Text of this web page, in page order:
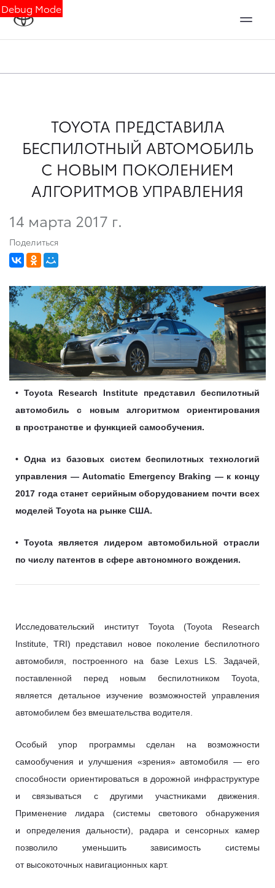
Debug Mode
TOYOTA ПРЕДСТАВИЛА
БЕСПИЛОТНЫЙ АВТОМОБИЛЬ
С НОВЫМ ПОКОЛЕНИЕМ
АЛГОРИТМОВ УПРАВЛЕНИЯ
14 марта 2017 г.
Поделиться
• Toyota Research Institute представил беспилотный
автомобиль с новым алгоритмом ориентирования
в пространстве и функцией самообучения.
• Одна из базовых систем беспилотных технологий
управления — Automatic Emergency Braking — к концу
2017 года станет серийным оборудованием почти всех
моделей Toyota на рынке США.
• Toyota является лидером автомобильной отрасли
по числу патентов в сфере автономного вождения.
Исследовательский институт Toyota (Toyota Research
Institute, TRI) представил новое поколение беспилотного
автомобиля, построенного на базе Lexus LS. Задачей,
поставленной перед новым беспилотником Toyota,
является детальное изучение возможностей управления
автомобилем без вмешательства водителя.
Особый упор программы сделан на возможности
самообучения и улучшения «зрения» автомобиля — его
способности ориентироваться в дорожной инфраструктуре
и связываться с другими участниками движения.
Применение лидара (системы светового обнаружения
и определения дальности), радара и сенсорных камер
позволило уменьшить зависимость системы
от высокоточных навигационных карт.